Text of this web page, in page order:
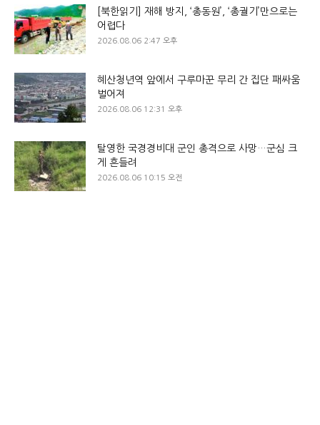
[북한읽기] 재해 방지, ‘총동원’, ‘총궐기’만으로는
어렵다
2026.08.06 2:47 오후
혜산청년역 앞에서 구루마꾼 무리 간 집단 패싸움
벌어져
2026.08.06 12:31 오후
탈영한 국경경비대 군인 총격으로 사망…군심 크
게 흔들려
2026.08.06 10:15 오전